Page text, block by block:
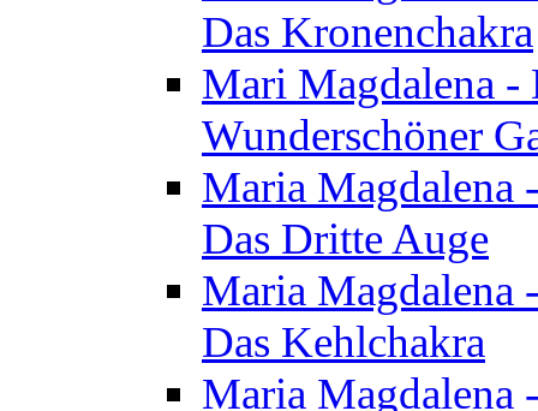
Das Kronenchakra
Mari Magdalena -
Wunderschöner
Maria Magdalena
Das Dritte Auge
Maria Magdalena
Das Kehlchakra
Maria Magdalena